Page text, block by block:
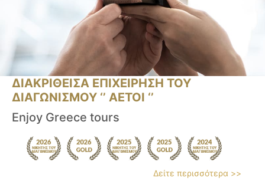
ΔΙΑΚΡΙΘΕΙΣΑ ΕΠΙΧΕΙΡΗΣΗ ΤΟΥ
ΔΙΑΓΩΝΙΣΜΟΥ ‘’ ΑΕΤΟΙ ‘’
Enjoy Greece tours
Δείτε περισσότερα >>